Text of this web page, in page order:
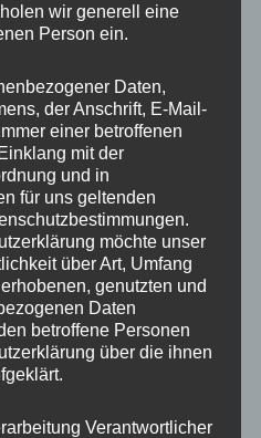
mm
mm
wir generell eine
Person ein.
Daten,
der Anschrift, E-Mail-
einer betroffenen
mit der
und in
für uns geltenden
möchte unser
über Art, Umfang
genutzten und
Daten
betroffene Personen
über die ihnen
Verantwortlicher